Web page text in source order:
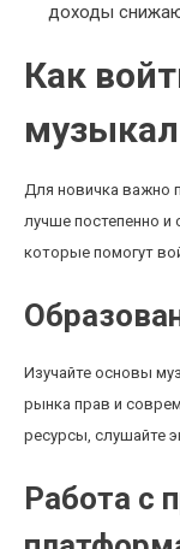
доходы
Как
Для новичка важно
лучше постепенно
которые помогут
Изучайте основы
рынка прав и
ресурсы, слушайте
Работа с